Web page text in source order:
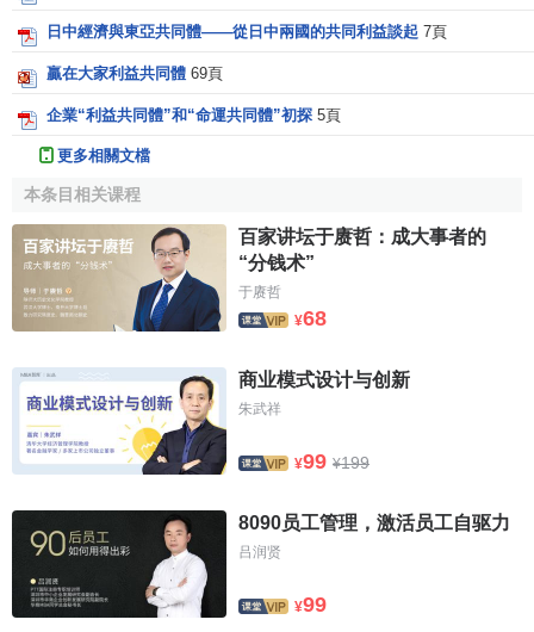
(6)社會利益。它是某一個社會全體成員的共同利益。
公共利益與共同利益的聯繫與區別
共同利益相對於公共利益來說仍然屬於私人利益的範
疇，並且具有可分割性和利益內部化的特點，而公共機構基
會性，超越了某個團體和個人，具有不可分割性和外溢性
顯然與私營部門基於私人目的產生的利益及其共同利益有所
不同。換言之，不同利益關係產生了不同的共同利益。這些
共同利益可能具有私人的性質，也可能具有公共的性質。因
此對於組織這類利益共同體來說，我們可以按照共同體所追
求的利益的區別簡單地將其區分為“公共的”或是“私人的”。公
共利益是基於全社會多數人的利益形成的共同體的利益，共
同利益是基於私人利益而形成的共同體所追求的利益。顯
差異，其共同體利益也有所不同。自利的假設相類似，政府
也是有自身利益的，因而並不見得能夠代表公共利益。事實
上，這種
可以用共同體利益來解釋。布坎南等芝加哥學
派所說的“政府的自身利益”近似於政府這個
日中經濟與東亞共同體——從日中兩國的共同利益談起 7頁
贏在大家利益共同體 69頁
企業“利益共同體”和“命運共同體”初探 5頁
更多相關文檔
本条目相关课程
百家讲坛于赓哲：成大事者的
“分钱术”
于赓哲
¥68
商业模式设计与创新
朱武祥
¥99 ¥199
8090员工管理，激活员工自驱力
吕润贤
¥99